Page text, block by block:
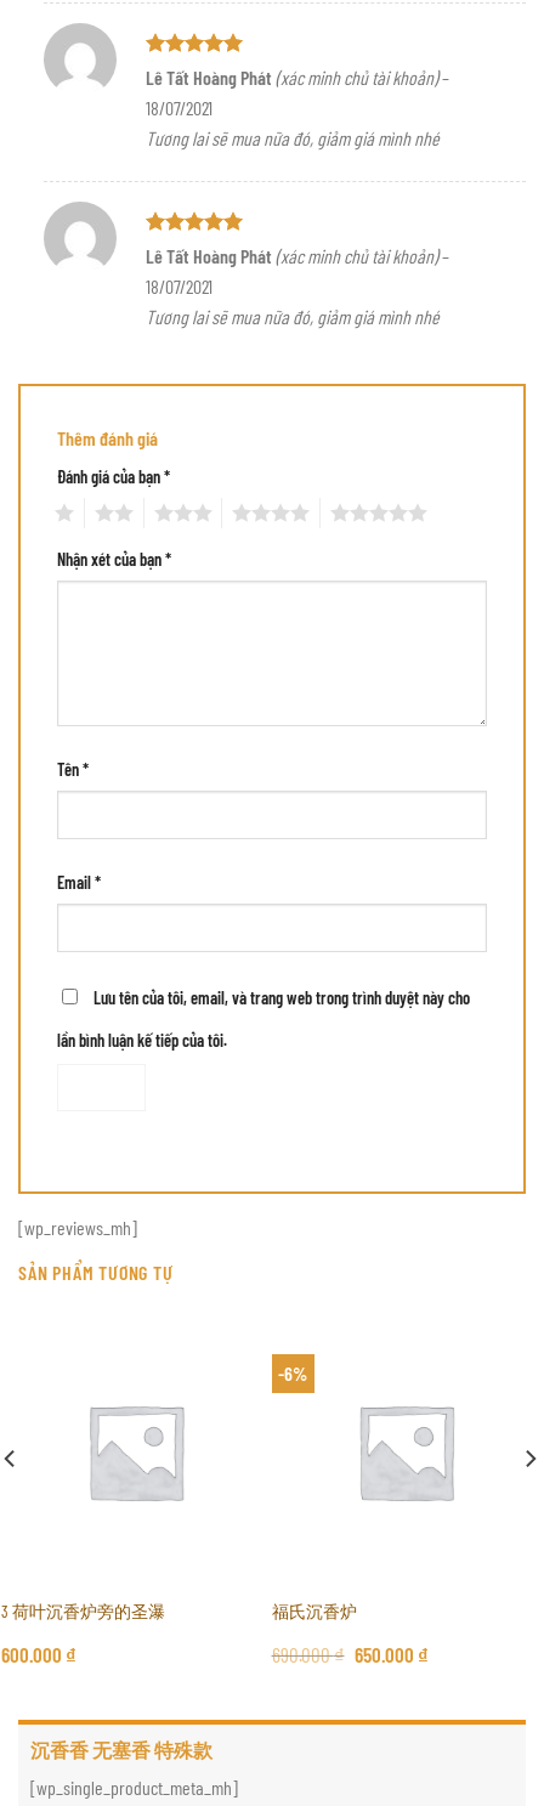
Được xếp
hạng 55
sao
Lê Tất Hoàng Phát (xác minh chủ tài khoản)–
18/07/2021
Tương lai sẽ mua nữa đó, giảm giá mình nhé
Được xếp
hạng 55
sao
Lê Tất Hoàng Phát (xác minh chủ tài khoản)–
18/07/2021
Tương lai sẽ mua nữa đó, giảm giá mình nhé
Thêm đánh giá
Đánh giá của bạn*
Nhận xét của bạn*
Tên*
Email*
Lưu tên của tôi, email, và trang web trong trình duyệt này cho
lần bình luận kế tiếp của tôi.
[wp_reviews_mh]
SẢN PHẨM TƯƠNG TỰ
3 荷叶沉香炉旁的圣瀑
600.000 ₫
-6%
福氏沉香炉
690.000₫ 650.000 ₫
沉香香 无塞香 特殊款
[wp_single_product_meta_mh]